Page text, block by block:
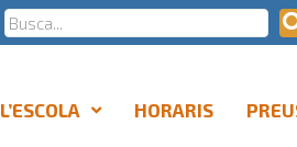
L’ESCOLA HORARIS